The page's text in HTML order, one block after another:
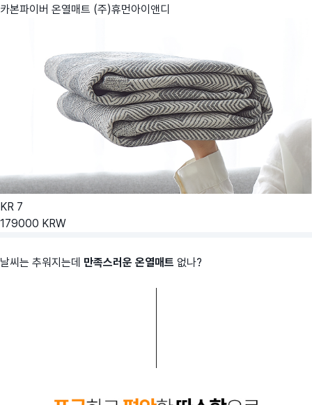
카본파이버 온열매트 (주)휴먼아이앤디
KR 7
179000 KRW
날씨는 추워지는데 만족스러운 온열매트 없나?